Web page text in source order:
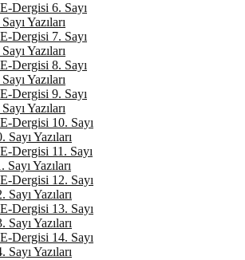
Dergisi 6. Sayı
Yazıları
Dergisi 7. Sayı
Yazıları
Dergisi 8. Sayı
Yazıları
Dergisi 9. Sayı
Yazıları
Dergisi 10. Sayı
Sayı Yazıları
Dergisi 11. Sayı
Sayı Yazıları
Dergisi 12. Sayı
Sayı Yazıları
Dergisi 13. Sayı
Sayı Yazıları
Dergisi 14. Sayı
Sayı Yazıları